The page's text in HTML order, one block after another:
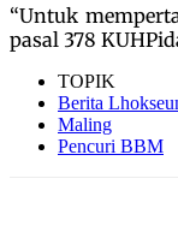
“Untuk
pasal 378
TOPIK
Berita
Maling
Pencuri BBM